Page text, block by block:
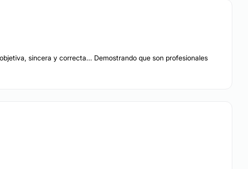
Ginecomastia
sincera y correcta... Demostrando que son profesionales